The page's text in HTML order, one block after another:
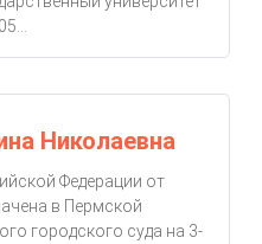
Николаевна
Федерации от
в Пермской
городского суда на 3-